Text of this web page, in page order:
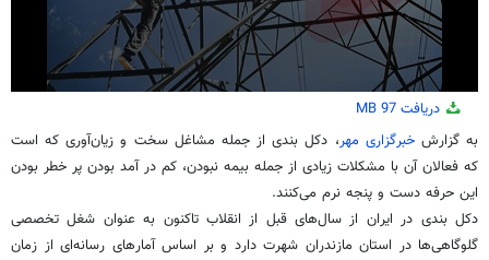
0
of
3
minutes,
دریافت 97 MB
به گزارش خبرگزاری مهر، دکل بندی از جمله مشاغل سخت و زیان‌آوری که است
که فعالان آن با مشکلات زیادی از جمله بیمه نبودن، کم در آمد بودن پر خطر بودن
این حرفه دست و پنجه نرم می‌کنند.
دکل بندی در ایران از سال‌های قبل از انقلاب تاکنون به عنوان شغل تخصصی
گلوگاهی‌ها در استان مازندران شهرت دارد و بر اساس آمارهای رسانه‌ای از زمان